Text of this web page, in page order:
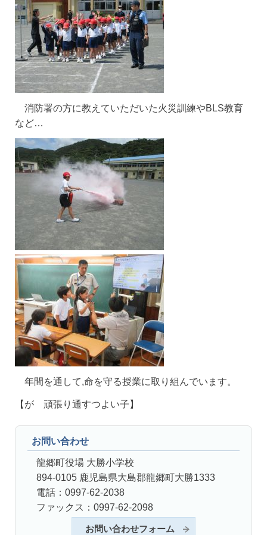
消防署の方に教えていただいた火災訓練やBLS教育
など…
年間を通して,命を守る授業に取り組んでいます。
【が 頑張り通すつよい子】
お問い合わせ
龍郷町役場 大勝小学校
894-0105 鹿児島県大島郡龍郷町大勝1333
電話：0997-62-2038
ファックス：0997-62-2098
お問い合わせフォーム